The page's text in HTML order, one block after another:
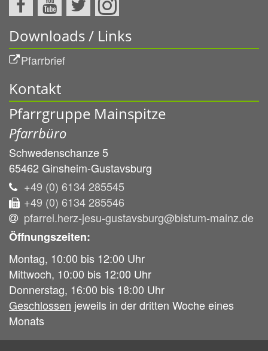
Downloads / Links
Pfarrbrief
Kontakt
Pfarrgruppe Mainspitze
Pfarrbüro
Schwedenschanze 5
65462 Ginsheim-Gustavsburg
+49 (0) 6134 285545
+49 (0) 6134 285546
pfarrei.herz-jesu-gustavsburg@bistum-mainz.de
Öffnungszeiten:
Montag, 10:00 bis 12:00 Uhr
Mittwoch, 10:00 bis 12:00 Uhr
Donnerstag, 16:00 bis 18:00 Uhr
Geschlossen jeweils in der dritten Woche eines
Monats